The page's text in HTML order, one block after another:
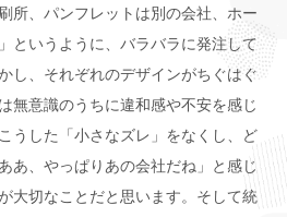
所、パンフレットは別の会社、ホー
というように、バラバラに発注して
し、それぞれのデザインがちぐはぐ
無意識のうちに違和感や不安を感じ
うした「小さなズレ」をなくし、ど
あ、やっぱりあの会社だね」と感じ
大切なことだと思います。そして統